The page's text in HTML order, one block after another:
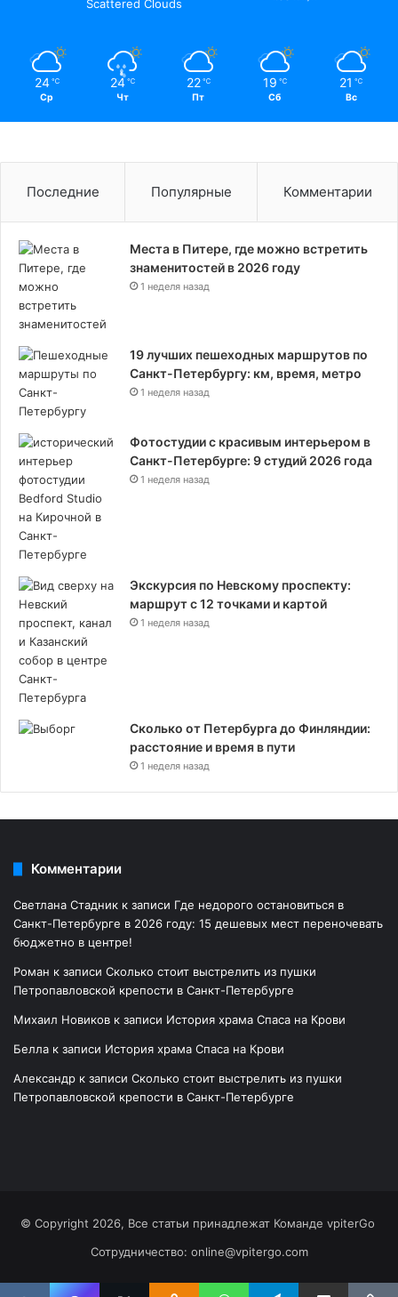
Scattered Clouds
24 ℃
Ср
24 ℃
Чт
22 ℃
Пт
19 ℃
Сб
21 ℃
Вс
Последние Популярные Комментарии
Места в Питере, где можно встретить
знаменитостей в 2026 году
1 неделя назад
19 лучших пешеходных маршрутов по
Санкт-Петербургу: км, время, метро
1 неделя назад
Фотостудии с красивым интерьером в
Санкт-Петербурге: 9 студий 2026 года
1 неделя назад
Экскурсия по Невскому проспекту:
маршрут с 12 точками и картой
1 неделя назад
Сколько от Петербурга до Финляндии:
расстояние и время в пути
1 неделя назад
Комментарии
Светлана Стадник к записи Где недорого остановиться в
Санкт-Петербурге в 2026 году: 15 дешевых мест переночевать
бюджетно в центре!
Роман к записи Сколько стоит выстрелить из пушки
Петропавловской крепости в Санкт-Петербурге
Михаил Новиков к записи История храма Спаса на Крови
Белла к записи История храма Спаса на Крови
Александр к записи Сколько стоит выстрелить из пушки
Петропавловской крепости в Санкт-Петербурге
© Copyright 2026, Все статьи принадлежат Команде vpiterGo
Сотрудничество: online@vpitergo.com